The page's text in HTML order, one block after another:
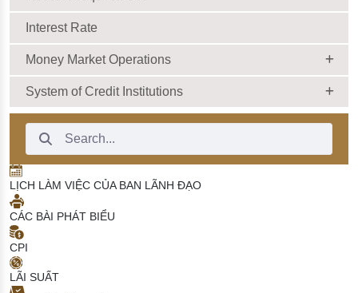
Interest Rate
Money Market Operations
System of Credit Institutions
Search Bar
LỊCH LÀM VIỆC CỦA BAN LÃNH ĐẠO
CÁC BÀI PHÁT BIỂU
CPI
LÃI SUẤT